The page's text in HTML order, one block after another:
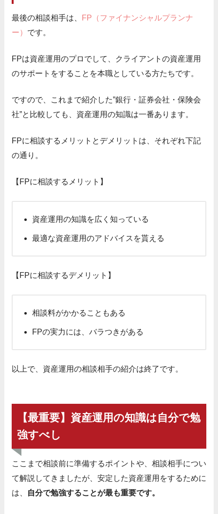
最後の相談相手は、
FP（ファイナンシャルプランナ
ー） です。
FPは資産運用のプロでして、クライアントの資産運用
のサポートをすることを本職としている方たちです。
ですので、これまで紹介した”銀行・証券会社・保険会
社”と比較しても、資産運用の知識は一番あります。
FPに相談するメリットとデメリットは、それぞれ下記
の通り。
【FPに相談するメリット】
資産運用の知識を広く知っている
最適な資産運用のアドバイスを貰える
【FPに相談するデメリット】
相談料がかかることもある
FPの実力には、バラつきがある
以上で、資産運用の相談相手の紹介は終了です。
【最重要】資産運用の知識は自分で勉
強すべし
ここまで相談前に準備するポイントや、相談相手につい
て解説してきましたが、安定した資産運用をするために
は、
自分で勉強することが最も重要です。